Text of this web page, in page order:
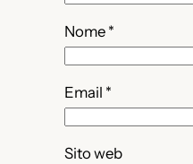
Nome *
Email *
Sito web